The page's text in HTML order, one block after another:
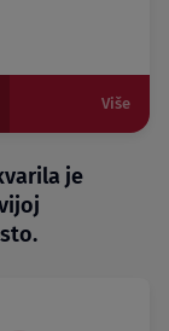
Više
je